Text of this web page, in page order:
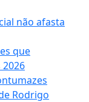
não afasta
que
Rodrigo